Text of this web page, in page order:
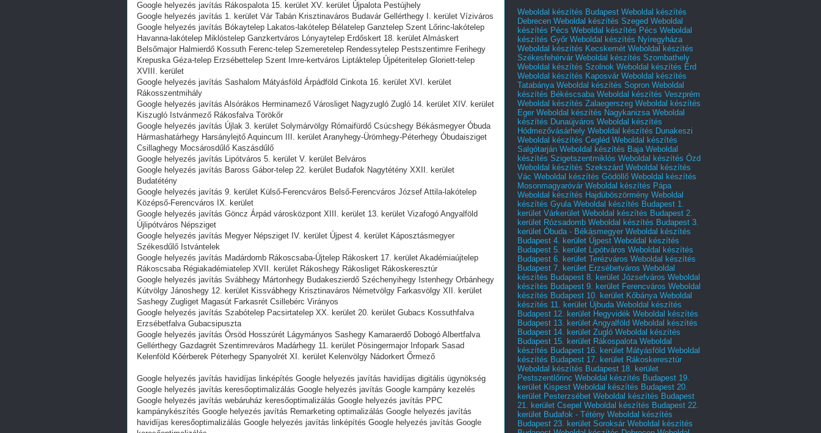
Google helyezés javítás Rákospalota 15. kerület XV. kerület Újpalota Pestújhely
Google helyezés javítás 1. kerület Vár Tabán Krisztinaváros Budavár Gellérthegy I. kerület Víziváros
Google helyezés javítás Bókaytelep Lakatos-lakótelep Bélatelep Ganztelep Szent Lőrinc-lakótelep
Havanna-lakótelep Miklóstelep Ganzkertváros Lónyaytelep Erdőskert 18. kerület Almáskert
Belsőmajor Halmierdő Kossuth Ferenc-telep Szemeretelep Rendessytelep Pestszentimre Ferihegy
Krepuska Géza-telep Erzsébettelep Szent Imre-kertváros Liptáktelep Újpéteritelep Gloriett-telep
XVIII. kerület
Google helyezés javítás Sashalom Mátyásföld Árpádföld Cinkota 16. kerület XVI. kerület
Rákosszentmihály
Google helyezés javítás Alsórákos Herminamező Városliget Nagyzugló Zugló 14. kerület XIV. kerület
Kiszugló Istvánmező Rákosfalva Törökőr
Google helyezés javítás Újlak 3. kerület Solymárvölgy Rómaifürdő Csúcshegy Békásmegyer Óbuda
Hármashatárhegy Harsánylejtő Aquincum III. kerület Aranyhegy-Ürömhegy-Péterhegy Óbudaisziget
Csillaghegy Mocsárosdűlő Kaszásdűlő
Google helyezés javítás Lipótváros 5. kerület V. kerület Belváros
Google helyezés javítás Baross Gábor-telep 22. kerület Budafok Nagytétény XXII. kerület
Budatétény
Google helyezés javítás 9. kerület Külső-Ferencváros Belső-Ferencváros József Attila-lakótelep
Középső-Ferencváros IX. kerület
Google helyezés javítás Göncz Árpád városközpont XIII. kerület 13. kerület Vizafogó Angyalföld
Újlipótváros Népsziget
Google helyezés javítás Megyer Népsziget IV. kerület Újpest 4. kerület Káposztásmegyer
Székesdűlő Istvántelek
Google helyezés javítás Madárdomb Rákoscsaba-Újtelep Rákoskert 17. kerület Akadémiaújtelep
Rákoscsaba Régiakadémiatelep XVII. kerület Rákoshegy Rákosliget Rákoskeresztúr
Google helyezés javítás Svábhegy Mártonhegy Budakeszierdő Széchenyihegy Istenhegy Orbánhegy
Kútvölgy Jánoshegy 12. kerület Kissvábhegy Krisztinaváros Németvölgy Farkasvölgy XII. kerület
Sashegy Zugliget Magasút Farkasrét Csillebérc Virányos
Google helyezés javítás Szabótelep Pacsirtatelep XX. kerület 20. kerület Gubacs Kossuthfalva
Erzsébetfalva Gubacsipuszta
Google helyezés javítás Örsöd Hosszúrét Lágymányos Sashegy Kamaraerdő Dobogó Albertfalva
Gellérthegy Gazdagrét Szentimreváros Madárhegy 11. kerület Pösingermajor Infopark Sasad
Kelenföld Kőérberek Péterhegy Spanyolrét XI. kerület Kelenvölgy Nádorkert Őrmező
Google helyezés javítás havidíjas linképítés Google helyezés javítás havidíjas digitális ügynökség
Google helyezés javítás keresőoptimalizálás Google helyezés javítás Google kampány kezelés
Google helyezés javítás webáruház keresőoptimalizálás Google helyezés javítás PPC
kampánykészítés Google helyezés javítás Remarketing optimalizálás Google helyezés javítás
havidíjas keresőoptimalizálás Google helyezés javítás linképítés Google helyezés javítás Google
Weboldal készítés Budapest Weboldal készítés
Debrecen Weboldal készítés Szeged Weboldal
készítés Pécs Weboldal készítés Pécs Weboldal
készítés Győr Weboldal készítés Nyíregyháza
Weboldal készítés Kecskemét Weboldal készítés
Székesfehérvár Weboldal készítés Szombathely
Weboldal készítés Szolnok Weboldal készítés Érd
Weboldal készítés Kaposvár Weboldal készítés
Tatabánya Weboldal készítés Sopron Weboldal
készítés Békéscsaba Weboldal készítés Veszprém
Weboldal készítés Zalaegerszeg Weboldal készítés
Eger Weboldal készítés Nagykanizsa Weboldal
készítés Dunaújváros Weboldal készítés
Hódmezővásárhely Weboldal készítés Dunakeszi
Weboldal készítés Cegléd Weboldal készítés
Salgótarján Weboldal készítés Baja Weboldal
készítés Szigetszentmiklós Weboldal készítés Ózd
Weboldal készítés Szekszárd Weboldal készítés
Vác Weboldal készítés Gödöllő Weboldal készítés
Mosonmagyaróvár Weboldal készítés Pápa
Weboldal készítés Hajdúböszörmény Weboldal
készítés Gyula Weboldal készítés Budapest 1.
kerület Várkerület Weboldal készítés Budapest 2.
kerület Rózsadomb Weboldal készítés Budapest 3.
kerület Óbuda - Békásmegyer Weboldal készítés
Budapest 4. kerület Újpest Weboldal készítés
Budapest 5. kerület Lipótváros Weboldal készítés
Budapest 6. kerület Terézváros Weboldal készítés
Budapest 7. kerület Erzsébetváros Weboldal
készítés Budapest 8. kerület Józsefváros Weboldal
készítés Budapest 9. kerület Ferencváros Weboldal
készítés Budapest 10. kerület Kőbánya Weboldal
készítés 11. kerület Újbuda Weboldal készítés
Budapest 12. kerület Hegyvidék Weboldal készítés
Budapest 13. kerület Angyalföld Weboldal készítés
Budapest 14. kerület Zugló Weboldal készítés
Budapest 15. kerület Rákospalota Weboldal
készítés Budapest 16. kerület Mátyásföld Weboldal
készítés Budapest 17. kerület Rákoskeresztúr
Weboldal készítés Budapest 18. kerület
Pestszentlőrinc Weboldal készítés Budapest 19.
kerület Kispest Weboldal készítés Budapest 20.
kerület Pesterzsébet Weboldal készítés Budapest
21. kerület Csepel Weboldal készítés Budapest 22.
kerület Budafok - Tétény Weboldal készítés
Budapest 23. kerület Soroksár Weboldal készítés